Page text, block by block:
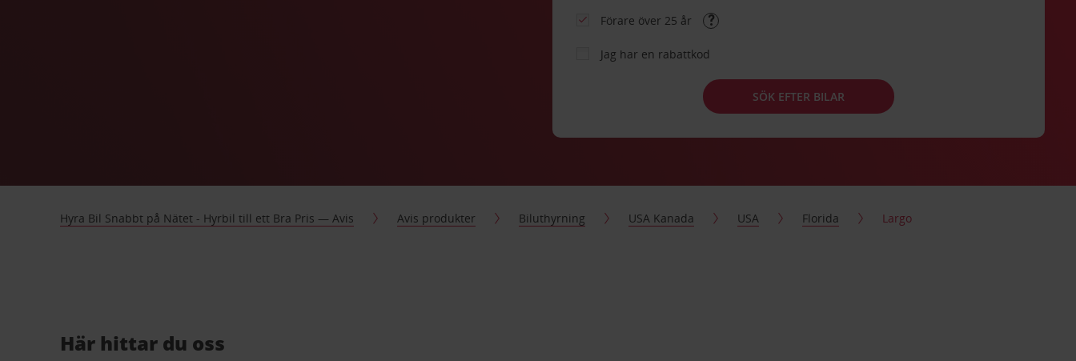
Förare över 25 år
Jag har en rabattkod
SÖK EFTER BILAR
Hyra Bil Snabbt på Nätet - Hyrbil till ett Bra Pris — Avis Avis produkter Biluthyrning USA Kanada USA Florida Largo
Här hittar du oss